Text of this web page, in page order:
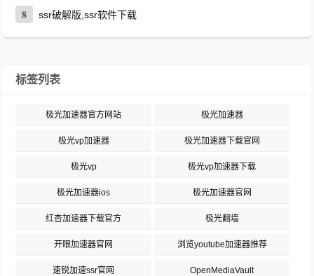
8 ssr破解版,ssr软件下载
标签列表
极光加速器官方网站 极光加速器
极光vp加速器 极光加速器下载官网
极光vp 极光vp加速器下载
极光加速器ios 极光加速器官网
红杏加速器下载官方 极光翻墙
开眼加速器官网 浏览youtube加速器推荐
速锐加速ssr官网 OpenMediaVault